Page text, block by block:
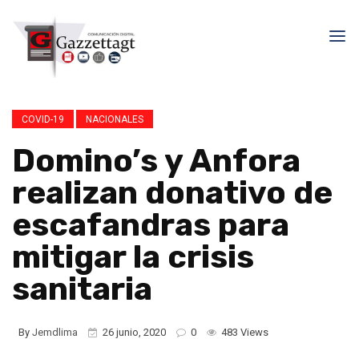
COVID-19 NACIONALES
Domino’s y Anfora
realizan donativo de
escafandras para
mitigar la crisis
sanitaria
By Jemdlima 26 junio, 2020 0 483 Views